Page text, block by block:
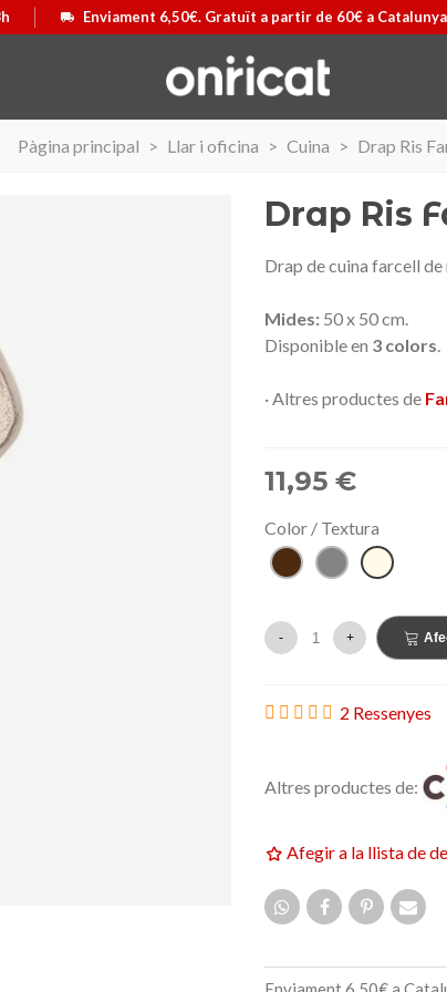
Enviament 6,50€. Gratuït a partir de 60€ a Catalunya
Pàgina principal > Llar i oficina > Cuina > Drap Ris
Drap Ris
Drap de cuina farcell
Mides: 50 x 50 cm.
Disponible en 3 colors.
· Altres productes de
11,95 €
Color / Textura
MarróGris Cru
- +
2 Ressenyes
Altres productes de:
Afegir a la llista de
II
Triar opció
Maleta Secur Line